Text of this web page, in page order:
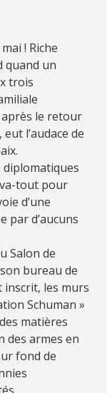
! Riche
quand un
trois
le retour
l’audace de
tout pour
d’une
par d’aucuns
Salon de
bureau de
inscrit, les murs
Schuman »
matières
des armes en
fond de